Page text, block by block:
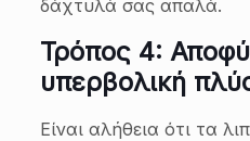
δάχτυλά σας απαλά.
Τρόπος 4:
υπερβολική
Είναι αλήθεια ότι τα